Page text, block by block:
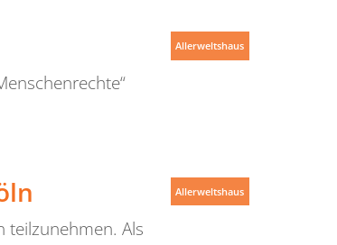
Allerweltshaus
teilzunehmen. Als
Allerweltshaus